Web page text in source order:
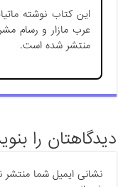
این کتاب نوشته
عرب مازار و رسام
منتشر شده است.
دیدگاهتان را
نشانی ایمیل شما